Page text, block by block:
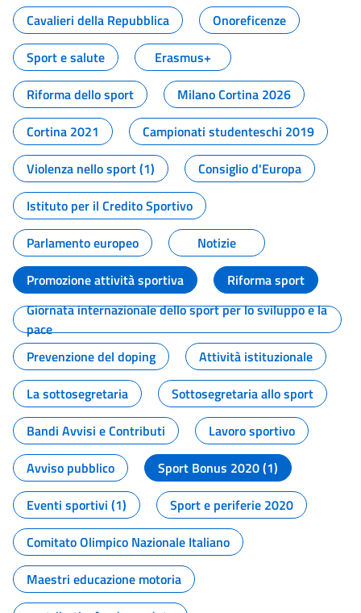
Cavalieri della Repubblica
Onoreficenze
Sport e salute
Erasmus+
Riforma dello sport
Milano Cortina 2026
Cortina 2021
Campionati studenteschi 2019
Violenza nello sport (1)
Consiglio d'Europa
Istituto per il Credito Sportivo
Parlamento europeo
Notizie
Promozione attività sportiva
Riforma sport
Giornata internazionale dello sport per lo sviluppo e la
pace
Prevenzione del doping
Attività istituzionale
La sottosegretaria
Sottosegretaria allo sport
Bandi Avvisi e Contributi
Lavoro sportivo
Avviso pubblico
Sport Bonus 2020 (1)
Eventi sportivi (1)
Sport e periferie 2020
Comitato Olimpico Nazionale Italiano
Maestri educazione motoria